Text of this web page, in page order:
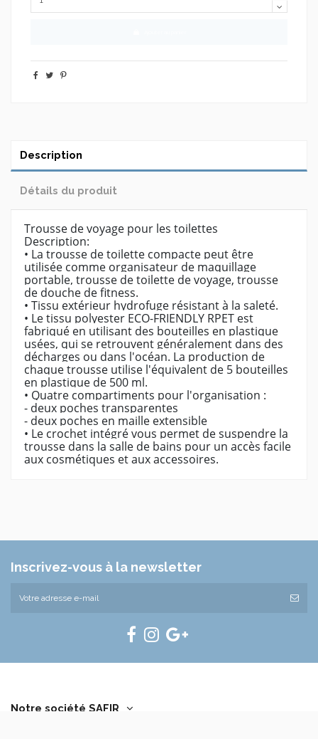
Description
Détails du produit
Trousse de voyage pour les toilettes
Description:
• La trousse de toilette compacte peut être
utilisée comme organisateur de maquillage
portable, trousse de toilette de voyage, trousse
de douche de fitness.
• Tissu extérieur hydrofuge résistant à la saleté.
• Le tissu polyester ECO-FRIENDLY RPET est
fabriqué en utilisant des bouteilles en plastique
usées, qui se retrouvent généralement dans des
décharges ou dans l'océan. La production de
chaque trousse utilise l'équivalent de 5 bouteilles
en plastique de 500 ml.
• Quatre compartiments pour l'organisation :
- deux poches transparentes
- deux poches en maille extensible
• Le crochet intégré vous permet de suspendre la
trousse dans la salle de bains pour un accès facile
aux cosmétiques et aux accessoires.
Inscrivez-vous à la newsletter
Notre société SAFIR